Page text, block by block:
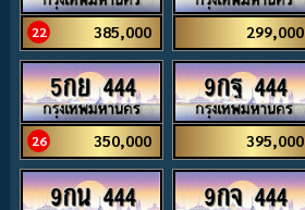
22 385,000 299,000
5กย 444
26 350,000
9กฐ 444
395,000
9กน 444 9กจ 444